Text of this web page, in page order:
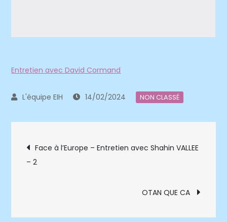
Entretien avec David Cormand
14/02/2024 NON CLASSÉ
Navigation
de
Face à l’Europe – Entretien avec Shahin VALLEE
– 2
OTAN QUE CA